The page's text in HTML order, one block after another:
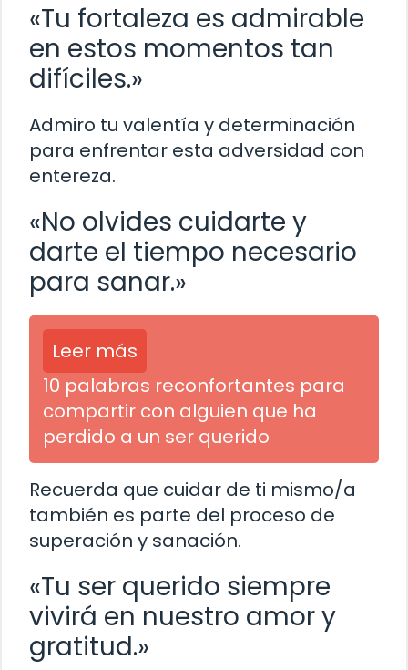
«Tu fortaleza es admirable
en estos momentos tan
difíciles.»
Admiro tu valentía y determinación
para enfrentar esta adversidad con
entereza.
«No olvides cuidarte y
darte el tiempo necesario
para sanar.»
Leer más
10 palabras reconfortantes para
compartir con alguien que ha
perdido a un ser querido
Recuerda que cuidar de ti mismo/a
también es parte del proceso de
superación y sanación.
«Tu ser querido siempre
vivirá en nuestro amor y
gratitud.»